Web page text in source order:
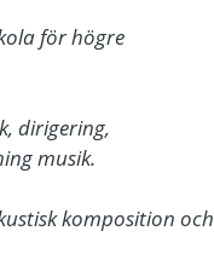
för högre
dirigering,
musik.
komposition och